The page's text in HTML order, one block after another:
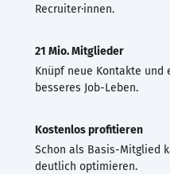
Recruiter·innen.
21 Mio. Mitglieder
Knüpf neue Kontakte
besseres Job-Leben.
Kostenlos profitieren
Schon als Basis-Mitglied
deutlich optimieren.